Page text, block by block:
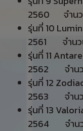
2560 จำนว
รุ่นที่ 10
2561 จำนว
รุ่นที่ 11
2562 จำนว
รุ่นที่ 12
2563 จำนว
รุ่นที่ 13
2564 จำนว